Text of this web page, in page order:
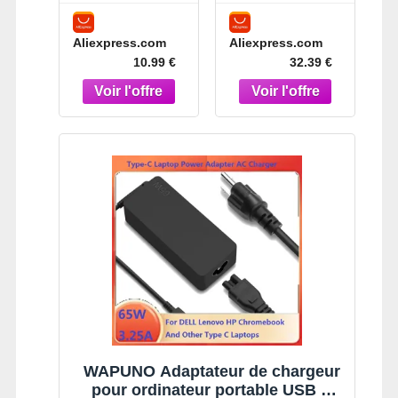
ordinateur
portable 65W
20V 3.25A,
adaptateur
pour Lenovo
ThinkPad, HP,
Chromebook,
Yoga, Dell,
ASUS, Acer,
adaptateur
d'alimentation
rapide de type
C
Aliexpress.com
10.99 €
Asus Zenfone
8 ZS590KS
écran
d'affichage
LCD +
numériseur
d'écran tactile
pour Zenfone8
Flip ZS672KS
cadre LCD
Aliexpress.com
32.39 €
WAPUNO Adaptateur de chargeur
pour ordinateur portable USB C